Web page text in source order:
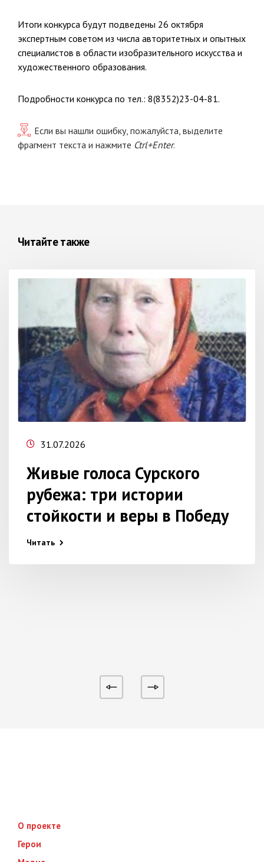
Итоги конкурса будут подведены 26 октября
экспертным советом из числа авторитетных и опытных
специалистов в области изобразительного искусства и
художественного образования.
Подробности конкурса по тел.: 8(8352)23-04-81.
Если вы нашли ошибку, пожалуйста, выделите
фрагмент текста и нажмите Ctrl+Enter.
Читайте также
31.07.2026
Живые голоса Сурского
рубежа: три истории
стойкости и веры в Победу
Читать
О проекте
Герои